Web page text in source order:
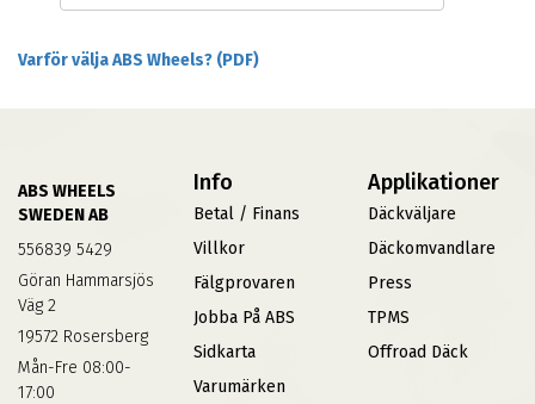
Varför välja ABS Wheels? (PDF)
ABS WHEELS
SWEDEN AB
556839 5429
Göran Hammarsjös
Väg 2
19572 Rosersberg
Mån-Fre 08:00-
17:00
Info
Betal / Finans
Villkor
Fälgprovaren
Jobba På ABS
Sidkarta
Varumärken
Applikationer
Däckväljare
Däckomvandlare
Press
TPMS
Offroad Däck